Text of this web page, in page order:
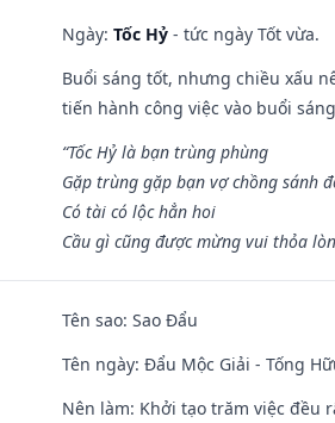
Ngày: Tốc Hỷ - tức ngày Tốt vừa.
Buổi sáng tốt, nhưng chiều xấu
tiến hành công việc vào buổi
“Tốc Hỷ là bạn trùng phùng
Gặp trùng gặp bạn vợ chồng sánh
Có tài có lộc hẳn hoi
Cầu gì cũng được mừng vui thỏa
Tên sao: Sao Đẩu
Tên ngày: Đẩu Mộc Giải - Tống
Nên làm: Khởi tạo trăm việc đều